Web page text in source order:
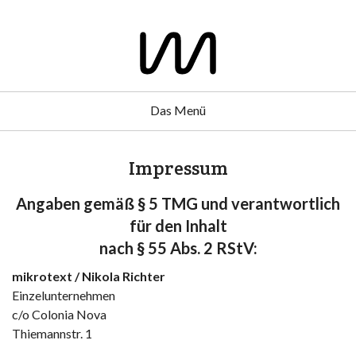
Das Menü
Impressum
Angaben gemäß § 5 TMG und verantwortlich
für den Inhalt
nach § 55 Abs. 2 RStV:
mikrotext / Nikola Richter
Einzelunternehmen
c/o Colonia Nova
Thiemannstr. 1